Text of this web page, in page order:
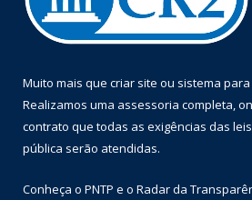
Muito mais que criar site ou sistema
Realizamos uma assessoria completa,
contrato que todas as exigências das
pública serão atendidas.
Conheça o PNTP e o Radar da